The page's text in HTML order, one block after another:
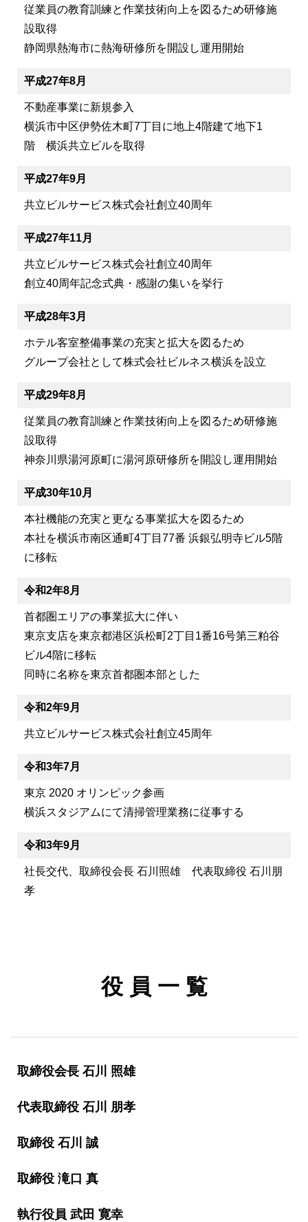
従業員の教育訓練と作業技術向上を図るため研修施
設取得
静岡県熱海市に熱海研修所を開設し運用開始
平成27年8月
不動産事業に新規参入
横浜市中区伊勢佐木町7丁目に地上4階建て地下1
階 横浜共立ビルを取得
平成27年9月
共立ビルサービス株式会社創立40周年
平成27年11月
共立ビルサービス株式会社創立40周年
創立40周年記念式典・感謝の集いを挙行
平成28年3月
ホテル客室整備事業の充実と拡大を図るため
グループ会社として株式会社ビルネス横浜を設立
平成29年8月
従業員の教育訓練と作業技術向上を図るため研修施
設取得
神奈川県湯河原町に湯河原研修所を開設し運用開始
平成30年10月
本社機能の充実と更なる事業拡大を図るため
本社を横浜市南区通町4丁目77番 浜銀弘明寺ビル5階
に移転
令和2年8月
首都圏エリアの事業拡大に伴い
東京支店を東京都港区浜松町2丁目1番16号第三粕谷
ビル4階に移転
同時に名称を東京首都圏本部とした
令和2年9月
共立ビルサービス株式会社創立45周年
令和3年7月
東京 2020 オリンピック参画
横浜スタジアムにて清掃管理業務に従事する
令和3年9月
社長交代、取締役会長 石川照雄 代表取締役 石川朋
孝
役 員 一 覧
取締役会長 石川 照雄
代表取締役 石川 朋孝
取締役 石川 誠
取締役 滝口 真
執行役員 武田 寛幸